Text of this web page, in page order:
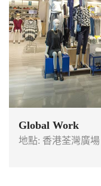
Global Work
地點: 香港荃灣廣場